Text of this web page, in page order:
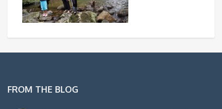
FROM THE BLOG